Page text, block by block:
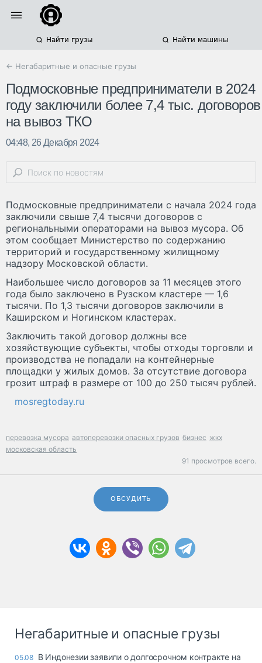
Найти грузы Найти машины
← Негабаритные и опасные грузы
Подмосковные предприниматели в 2024
году заключили более 7,4 тыс. договоров
на вывоз ТКО
04:48, 26 Декабря 2024
Подмосковные предприниматели с начала 2024 года
заключили свыше 7,4 тысячи договоров с
региональными операторами на вывоз мусора. Об
этом сообщает Министерство по содержанию
территорий и государственному жилищному
надзору Московской области.
Наибольшее число договоров за 11 месяцев этого
года было заключено в Рузском кластере — 1,6
тысячи. По 1,3 тысячи договоров заключили в
Каширском и Ногинском кластерах.
Заключить такой договор должны все
хозяйствующие субъекты, чтобы отходы торговли и
производства не попадали на контейнерные
площадки у жилых домов. За отсутствие договора
грозит штраф в размере от 100 до 250 тысяч рублей.
mosregtoday.ru
перевозка мусора автоперевозки опасных грузов бизнес жкх
московская область
91 просмотров всего.
ОБСУДИТЬ
Негабаритные и опасные грузы
05.08 В Индонезии заявили о долгосрочном контракте на